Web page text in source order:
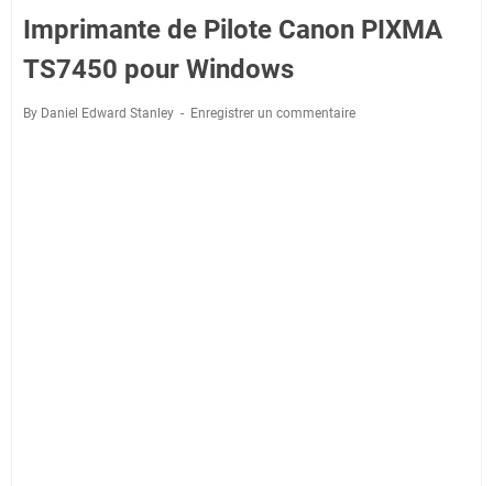
Imprimante de Pilote Canon PIXMA
TS7450 pour Windows
By Daniel Edward Stanley Enregistrer un commentaire